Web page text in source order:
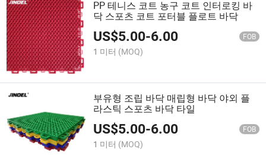
PP 테니스 코트 농구 코트 인터로킹 바
닥 스포츠 코트 포터블 플로트 바닥
US$5.00-6.00 FOB
1 미터 (MOQ)
부유형 조립 바닥 매립형 바닥 야외 플
라스틱 스포츠 바닥 타일
US$5.00-6.00 FOB
1 미터 (MOQ)